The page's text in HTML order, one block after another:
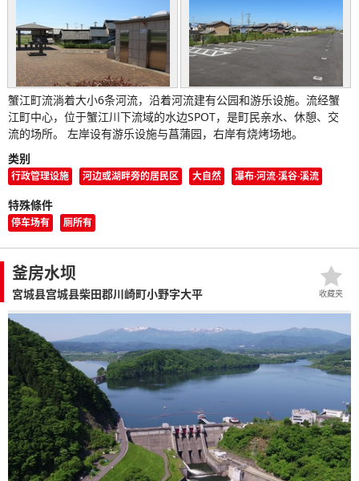
蟹江町流淌着大小6条河流，沿着河流建有公园和游乐设施。流经蟹
江町中心，位于蟹江川下流域的水边SPOT，是町民亲水、休憩、交
流的场所。 左岸设有游乐设施与菖蒲园，右岸有烧烤场地。
类别
行政管理设施 河边或湖畔旁的居民区 大自然 瀑布·河流·溪谷·溪流
特殊條件
停车场有 厕所有
釜房水坝
宮城县宫城县柴田郡川崎町小野字大平 收藏夹